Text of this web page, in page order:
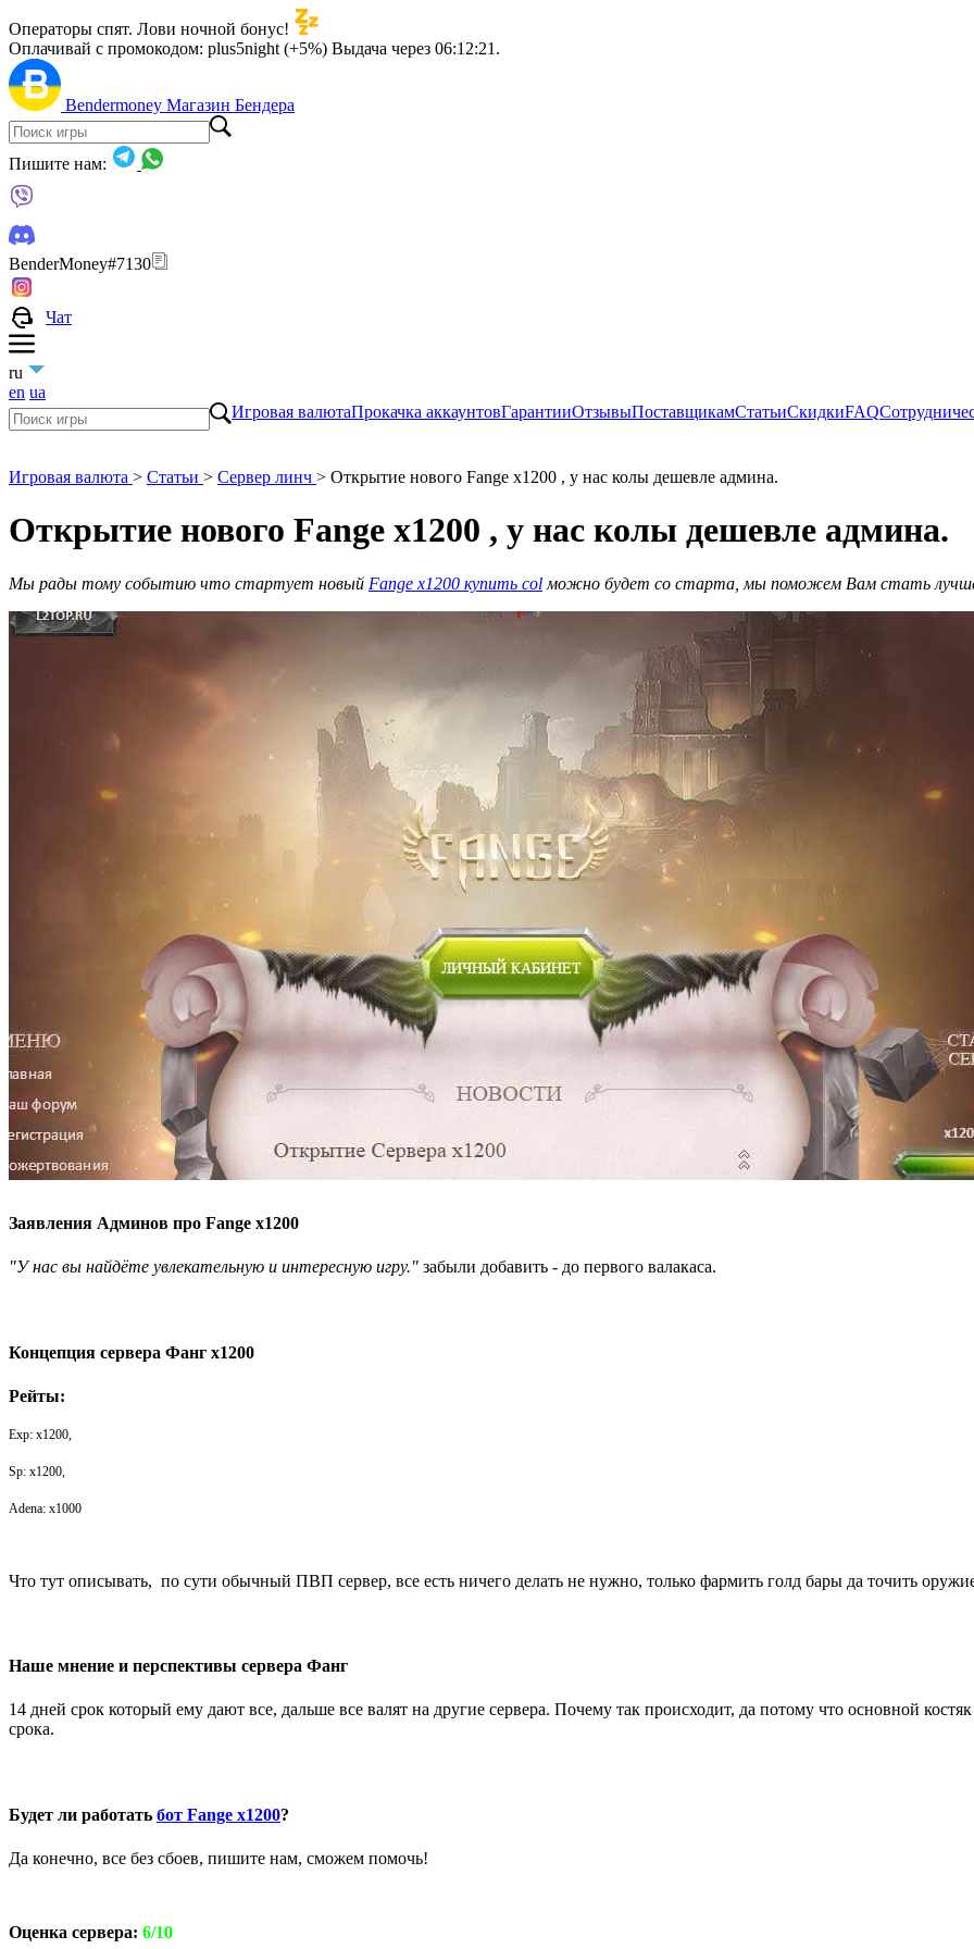
Операторы спят. Лови ночной бонус!
Оплачивай с промокодом: plus5night (+5%) Выдача через 06:12:20 .
Bendermoney Магазин Бендера
Пишите нам:
BenderMoney#7130
Чат
ru
en ua
Игровая валютаПрокачка аккаунтовГарантииОтзывыПоставщикамСтатьиСкидкиFAQ
Игровая валюта > Статьи > Сервер линч > Открытие нового Fange x1200 , у нас колы дешевле админа.
Открытие нового Fange x1200 , у нас колы дешевле админа.
Мы рады тому событию что стартует новый Fange x1200 купить col можно будет со старта, мы поможем Вам стать
Заявления Админов про Fange x1200
"У нас вы найдёте увлекательную и интересную игру." забыли добавить - до первого валакаса.
Концепция сервера Фанг х1200
Рейты:
Exp: x1200,
Sp: x1200,
Adena: x1000
Что тут описывать, по сути обычный ПВП сервер, все есть ничего делать не нужно, только фармить голд бары да точить
Наше мнение и перспективы сервера Фанг
14 дней срок который ему дают все, дальше все валят на другие сервера. Почему так происходит, да потому что основной
срока.
Будет ли работать бот Fange x1200?
Да конечно, все без сбоев, пишите нам, сможем помочь!
Оценка сервера: 6/10